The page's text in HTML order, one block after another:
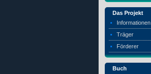
Das Projekt
Informationen
Träger
Förderer
Buch